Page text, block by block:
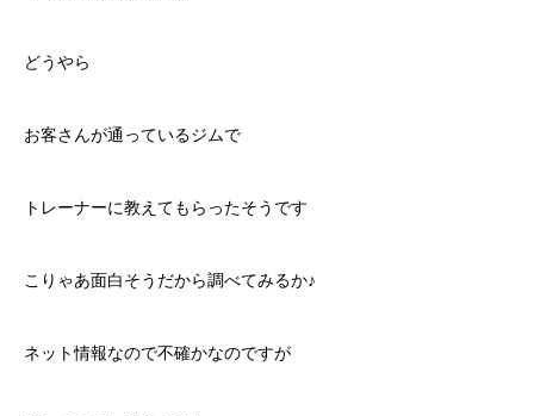
どうやら
お客さんが通っているジムで
トレーナーに教えてもらったそうです
こりゃあ面白そうだから調べてみるか♪
ネット情報なので不確かなのですが